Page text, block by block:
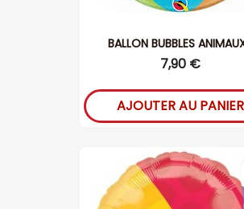
BALLON BUBBLES
7,90 €
AJOUTER AU PANIER